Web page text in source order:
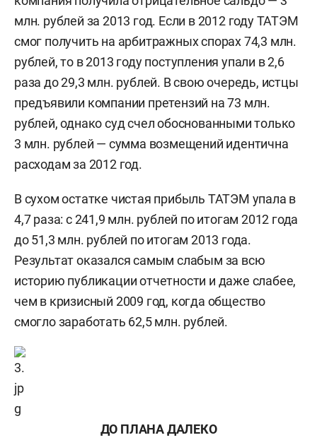
млн. рублей за 2013 год. Если в 2012 году ТАТЭМ
смог получить на арбитражных спорах 74,3 млн.
рублей, то в 2013 году поступления упали в 2,6
раза до 29,3 млн. рублей. В свою очередь, истцы
предъявили компании претензий на 73 млн.
рублей, однако суд счел обоснованными только
3 млн. рублей — сумма возмещений идентична
расходам за 2012 год.
В сухом остатке чистая прибыль ТАТЭМ упала в
4,7 раза: с 241,9 млн. рублей по итогам 2012 года
до 51,3 млн. рублей по итогам 2013 года.
Результат оказался самым слабым за всю
историю публикации отчетности и даже слабее,
чем в кризисный 2009 год, когда общество
смогло заработать 62,5 млн. рублей.
ДО ПЛАНА ДАЛЕКО